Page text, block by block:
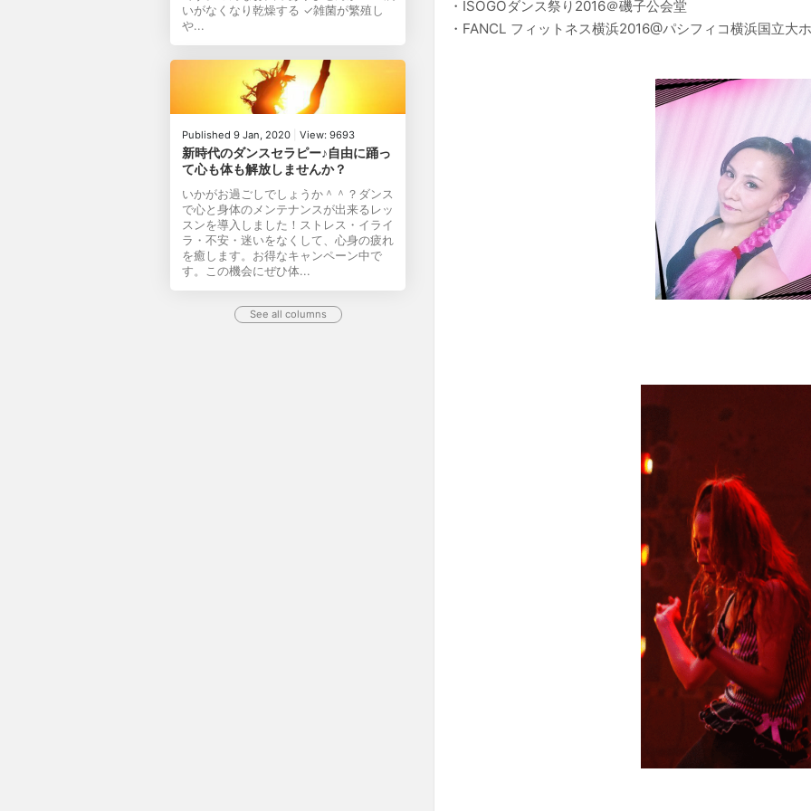
いがなくなり乾燥する ✓雑菌が繁殖し
や...
Published 9 Jan, 2020 View: 9693
新時代のダンスセラピー♪自由に踊っ
て心も体も解放しませんか？
いかがお過ごしでしょうか＾＾？ダンス
で心と身体のメンテナンスが出来るレッ
スンを導入しました！ストレス・イライ
ラ・不安・迷いをなくして、心身の疲れ
を癒します。お得なキャンペーン中で
す。この機会にぜひ体...
See all columns
・ISOGOダンス祭り2016＠磯子公会堂
・FANCL フィットネス横浜2016@パシフィコ横浜国立大